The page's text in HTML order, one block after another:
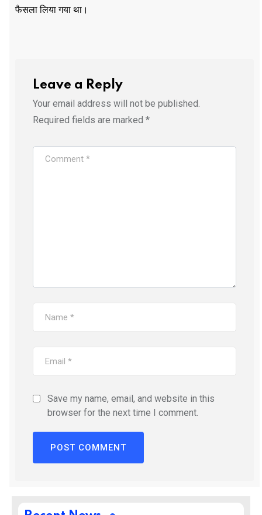
फैसला लिया गया था।
Leave a Reply
Your email address will not be published.
Required fields are marked *
Save my name, email, and website in this
browser for the next time I comment.